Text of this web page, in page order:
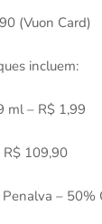
(Vuon Card)
incluem:
ml – R$ 1,99
R$ 109,90
– 50%